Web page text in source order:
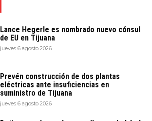
Lance Hegerle es nombrado nuevo cónsul
de EU en Tijuana
jueves 6 agosto 2026
Prevén construcción de dos plantas
eléctricas ante insuficiencias en
suministro de Tijuana
jueves 6 agosto 2026